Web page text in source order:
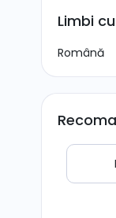
Limbi
Română